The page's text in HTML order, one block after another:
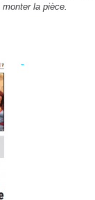
la pièce.